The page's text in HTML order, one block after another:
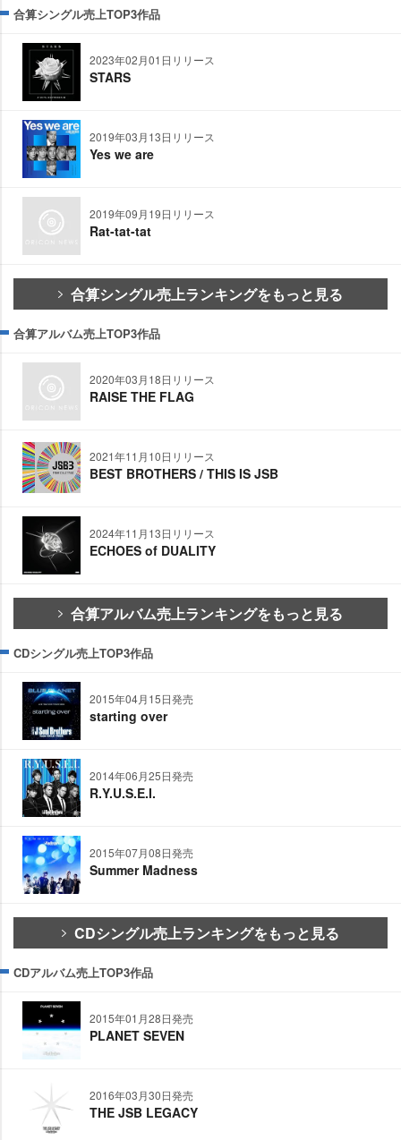
合算シングル売上TOP3作品
2023年02月01日リリース
STARS
2019年03月13日リリース
Yes we are
2019年09月19日リリース
Rat-tat-tat
合算シングル売上ランキングをもっと見る
合算アルバム売上TOP3作品
2020年03月18日リリース
RAISE THE FLAG
2021年11月10日リリース
BEST BROTHERS / THIS IS JSB
2024年11月13日リリース
ECHOES of DUALITY
合算アルバム売上ランキングをもっと見る
CDシングル売上TOP3作品
2015年04月15日発売
starting over
2014年06月25日発売
R.Y.U.S.E.I.
2015年07月08日発売
Summer Madness
CDシングル売上ランキングをもっと見る
CDアルバム売上TOP3作品
2015年01月28日発売
PLANET SEVEN
2016年03月30日発売
THE JSB LEGACY